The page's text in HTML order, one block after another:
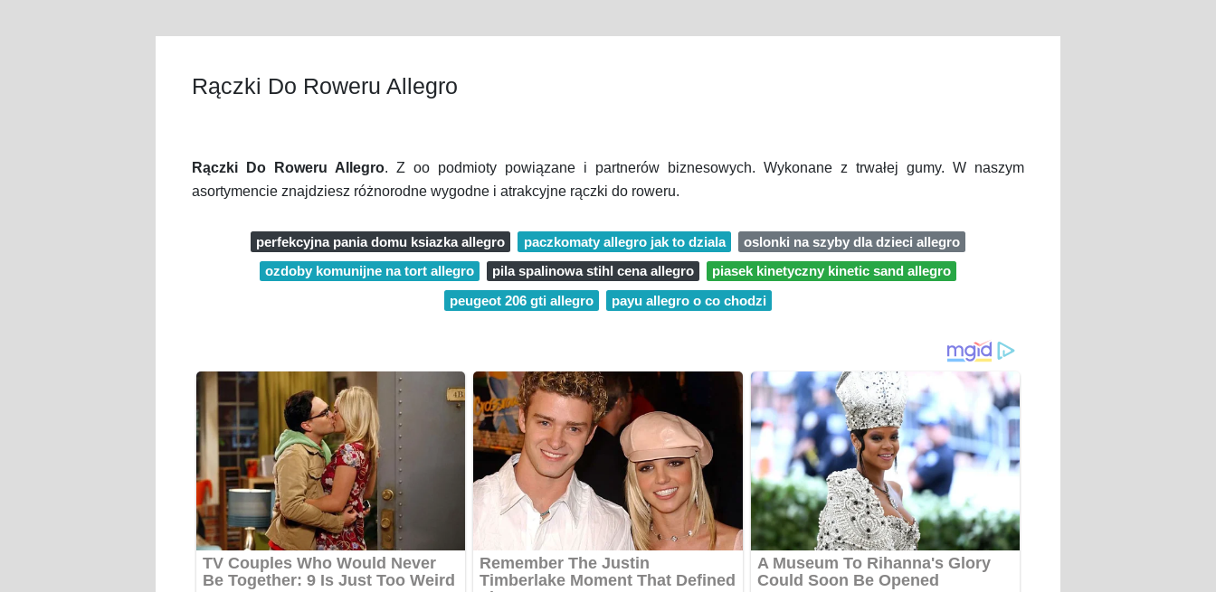
Rączki Do Roweru Allegro
Rączki Do Roweru Allegro. Z oo podmioty powiązane i partnerów biznesowych. Wykonane z trwałej gumy. W naszym
asortymencie znajdziesz różnorodne wygodne i atrakcyjne rączki do roweru.
perfekcyjna pania domu ksiazka allegro paczkomaty allegro jak to dziala
oslonki na szyby dla dzieci allegro
ozdoby komunijne na tort allegro
pila spalinowa stihl cena allegro
piasek kinetyczny kinetic sand allegro
peugeot 206 gti allegro
payu allegro o co chodzi